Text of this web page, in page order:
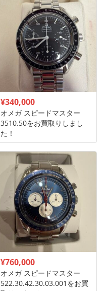
¥340,000
オメガ スピードマスター
3510.50をお買取りしまし
た！
¥760,000
オメガ スピードマスター
522.30.42.30.03.001をお買